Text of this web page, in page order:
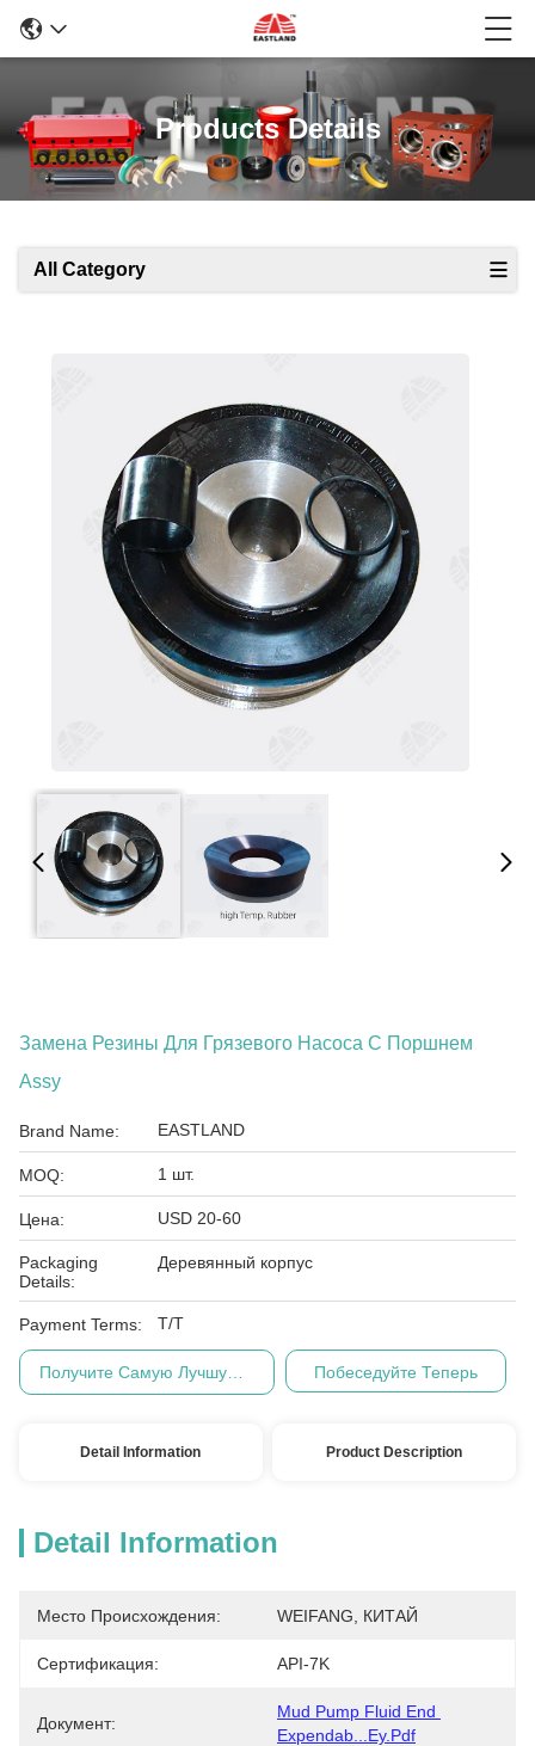
Products Details
All Category
Замена Резины Для Грязевого Насоса С Поршнем
Assy
Brand Name: EASTLAND
MOQ: 1 шт.
Цена: USD 20-60
Packaging
Details:
Деревянный корпус
Payment Terms: Т/Т
Побеседуйте Теперь
Detail Information Product Description
Detail Information
Место Происхождения: WEIFANG, КИТАЙ
Сертификация: API-7K
Документ:
Mud Pump Fluid End
Expendab...ey.pdf